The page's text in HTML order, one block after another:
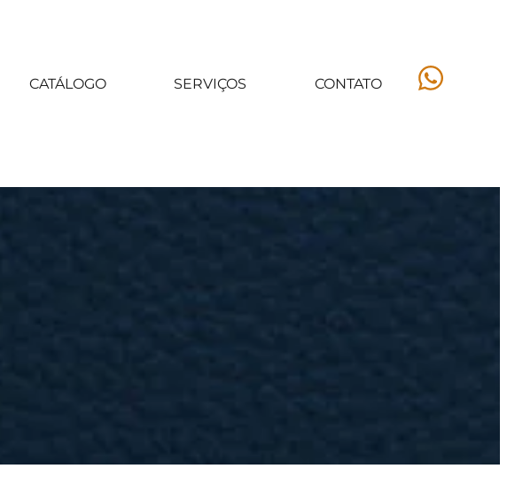
CATÁLOGO SERVIÇOS CONTATO